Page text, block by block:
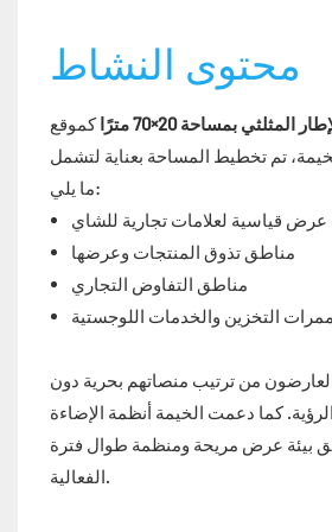
محتوى النشاط
بمساحة 20×70 مترًا
كموقع
تم تخطيط المساحة بعناية لتشمل
ما يلي:
عرض قياسية لعلامات تجارية للشاي
مناطق تذوق المنتجات وعرضها
مناطق التفاوض التجاري
ممرات التخزين والخدمات اللوجستية
من ترتيب منصاتهم بحرية دون
كما دعمت الخيمة أنظمة الإضاءة
بيئة عرض مريحة ومنظمة طوال فترة
الفعالية.